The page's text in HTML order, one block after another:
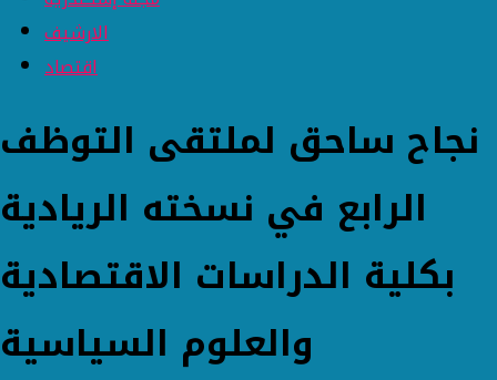
الارشيف
اقتصاد
نجاح ساحق لملتقى التوظف
الرابع في نسخته الريادية
بكلية الدراسات الاقتصادية
والعلوم السياسية